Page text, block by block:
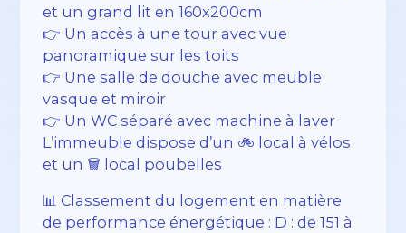
et un grand lit en 160x200cm
👉 Un accès à une tour avec vue
panoramique sur les toits
👉 Une salle de douche avec meuble
vasque et miroir
👉 Un WC séparé avec machine à laver
L’immeuble dispose d’un 🚲 local à vélos
et un 🗑️ local poubelles
📊 Classement du logement en matière
de performance énergétique : D : de 151 à